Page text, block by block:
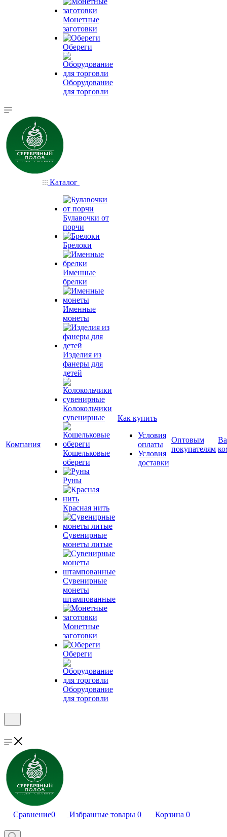
Монетные
заготовки
Обереги
Оборудование
для торговли
Компания
Каталог
Булавочки от
порчи
Брелоки
Именные
брелки
Именные
монеты
Изделия из
фанеры для
детей
Колокольчики
сувенирные
Кошельковые
обереги
Руны
Красная нить
Сувенирные
монеты литые
Сувенирные
монеты
штампованные
Монетные
заготовки
Обереги
Оборудование
для торговли
Как купить
Условия
оплаты
Условия
доставки
Оптовым
покупателям
Сравнение0 Избранные товары 0 Корзина 0